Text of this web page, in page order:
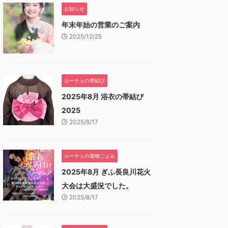
お知らせ
年末年始の営業のご案内
2025/12/25
ルーチェの帯結び
2025年8月 浴衣の帯結び
2025
2025/8/17
ルーチェの着物ごよみ
2025年8月 ぎふ長良川花火
大会は大盛況でした。
2025/8/17